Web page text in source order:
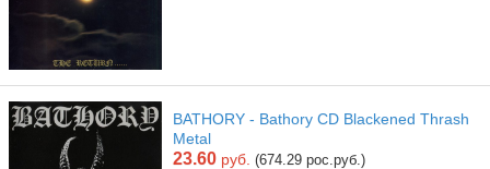
BATHORY - Bathory CD Blackened Thrash
Metal
23.60 руб. (674.29 рос.руб.)